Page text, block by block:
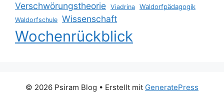
Verschwörungstheorie Viadrina Waldorfpädagogik
Waldorfschule Wissenschaft
Wochenrückblick
© 2026 Psiram Blog • Erstellt mit GeneratePress